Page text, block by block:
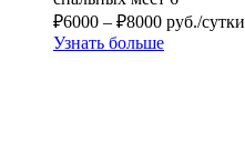
₽6000 – ₽8000 руб./сутки
Узнать больше